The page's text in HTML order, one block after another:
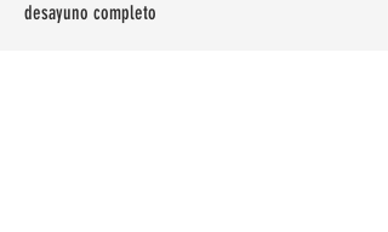
desayuno completo